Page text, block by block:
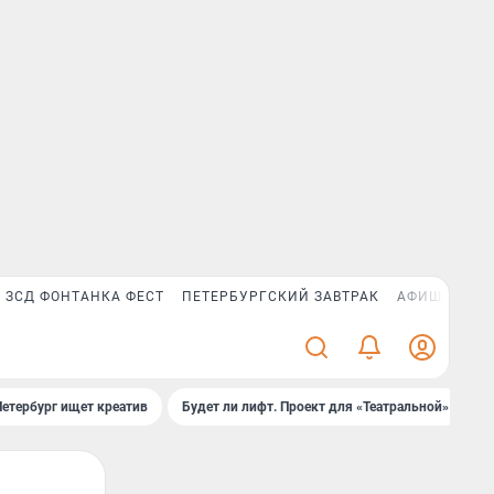
ЗСД ФОНТАНКА ФЕСТ ПЕТЕРБУРГСКИЙ ЗАВТРАК АФИША PLUS
ищет креатив Будет ли лифт. Проект для «Театральной»